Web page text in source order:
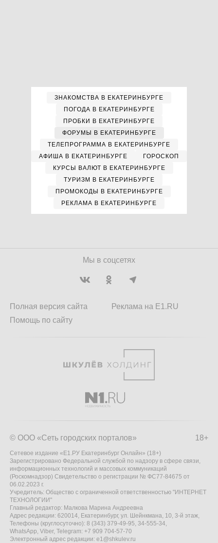
ЗНАКОМСТВА В ЕКАТЕРИНБУРГЕ
ПОГОДА В ЕКАТЕРИНБУРГЕ
ПРОБКИ В ЕКАТЕРИНБУРГЕ
ФОРУМЫ В ЕКАТЕРИНБУРГЕ
ТЕЛЕПРОГРАММА В ЕКАТЕРИНБУРГЕ
АФИША В ЕКАТЕРИНБУРГЕ
ГОРОСКОП
КУРСЫ ВАЛЮТ В ЕКАТЕРИНБУРГЕ
ТУРИЗМ В ЕКАТЕРИНБУРГЕ
ПРОМОКОДЫ В ЕКАТЕРИНБУРГЕ
РЕКЛАМА В ЕКАТЕРИНБУРГЕ
Мы в соцсетях
Полная версия сайта
Помощь по сайту
Реклама на E1.RU
18+
© ООО «Сеть городских порталов»
Сетевое издание «Е1.РУ Екатеринбург Онлайн» (18+)
Зарегистрировано Федеральной службой по надзору в сфере связи,
информационных технологий и массовых коммуникаций
(Роскомнадзор) Свидетельство о регистрации № ФС77-84675 от
06.02.2023 г.
Учредитель: Общество с ограниченной ответственностью "ИНТЕРНЕТ
ТЕХНОЛОГИИ"
Главный редактор: Малкова Марина Андреевна
Адрес редакции: 620014, Екатеринбург, ул. Шейнкмана, 10, 3-й этаж,
Телефоны (круглосуточно): 8 (343) 379-49-95, 34-555-34,
WhatsApp, Viber, Telegram: +7 909 704-57-70
Электронный адрес редакции: e1@shkulev.ru